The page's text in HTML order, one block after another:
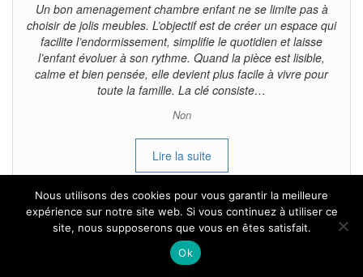
Un bon amenagement chambre enfant ne se limite pas à
choisir de jolis meubles. L’objectif est de créer un espace qui
facilite l’endormissement, simplifie le quotidien et laisse
l’enfant évoluer à son rythme. Quand la pièce est lisible,
calme et bien pensée, elle devient plus facile à vivre pour
toute la famille. La clé consiste…
Non
Lire la suite
Nous utilisons des cookies pour vous garantir la meilleure
expérience sur notre site web. Si vous continuez à utiliser ce
site, nous supposerons que vous en êtes satisfait.
Ok